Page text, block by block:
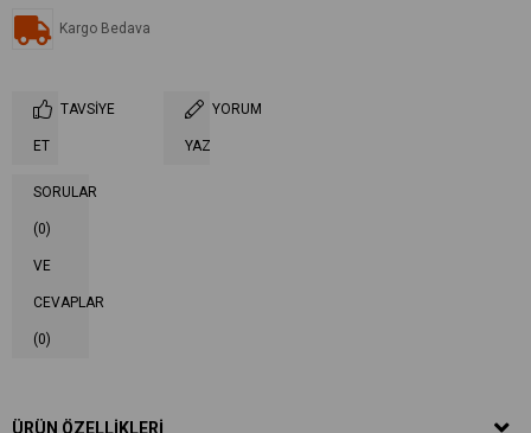
Kargo Bedava
TAVSIYE
ET
YORUM
YAZ
SORULAR
(0)
VE
CEVAPLAR
(0)
ÜRÜN ÖZELLIKLERI